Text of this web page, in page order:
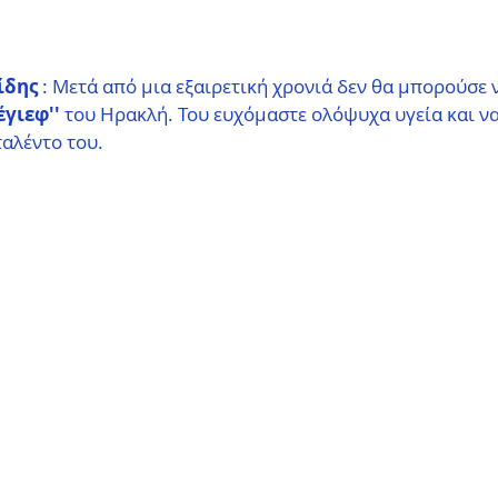
: Μετά από μια εξαιρετική χρονιά δεν θα μπορούσε
του Ηρακλή. Του ευχόμαστε ολόψυχα υγεία και
του.